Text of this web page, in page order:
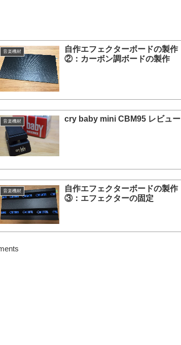
音楽機材
自作エフェクターボードの製作
②：カーボン調ボードの製作
音楽機材 cry baby mini CBM95 レビュー
音楽機材
自作エフェクターボードの製作
③：エフェクターの固定